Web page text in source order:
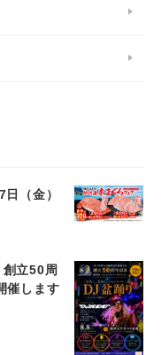
（金）
立50周
催します